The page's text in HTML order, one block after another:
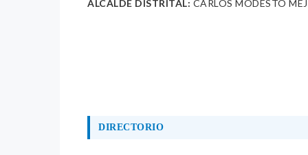
ALCALDE DISTRITAL: CARLOS MODESTO
DIRECTORIO